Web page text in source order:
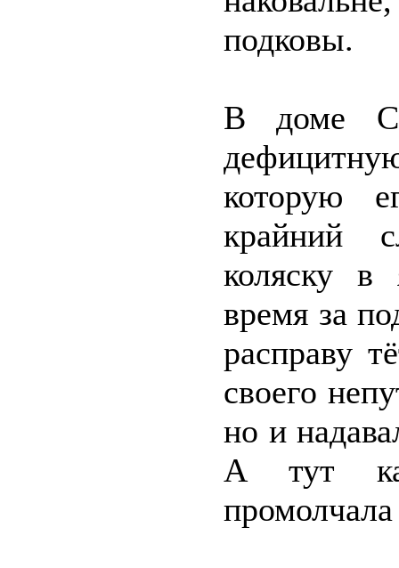
подковы.
В доме
которую
крайний
коляску
время за
расправу
своего
но и
А тут